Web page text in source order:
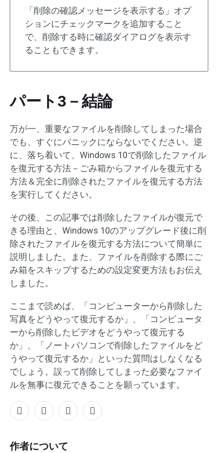
「削除の確認メッセージを表示する」オプ
ションにチェックマークを追加すること
で、削除する時に確認ダイアログを表示す
ることもできます。
パート3－結論
万が一、重要なファイルを削除してしまった場合
でも、すぐにパニックにならないでください。逆
に、落ち着いて、Windows 10で削除したファイル
を復元する方法－ごみ箱からファイルを復元する
方法＆完全に削除されたファイルを復元する方法
を実行してください。
その後、この記事では削除したファイルが復元で
きる理由と、Windows 10のアップグレード後に削
除されたファイルを復元する方法について簡単に
説明しました。また、ファイルを削除する際にご
み箱をスキップするための設定変更方法もお伝え
しました。
ここまで読めば、「コンピューターから削除した
写真をどうやって復元するか」、「コンピュータ
ーから削除したビデオをどうやって復元する
か」、「ノートパソコンで削除したファイルをど
うやって復元するか」といった質問はしなくなる
でしょう。誤って削除してしまった必要なファイ
ルを無事に復元できることを願っています。
作者について